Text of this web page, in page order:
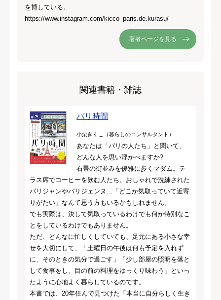
を博している。
https://www.instagram.com/kicco_paris.de.kurasu/
著者ページを見る
関連書籍・雑誌
パリ時間
小栗きくこ（暮らしのコンサルタント）
あなたは「パリの人たち」と聞いて、
どんな人を思い浮かべますか?
石畳の街並みを優雅に歩くマダム。テ
ラス席でコーヒーを飲む人たち。おしゃれで洗練された
パリジャンやパリジェンヌ...「どこか気取っていて近寄
りがたい」なんて思う方もいるかもしれません。
でも実際は、決して気取っているわけでも何か特別なこ
とをしているわけでもありません。
ただ、どんなに忙しくしていても、足元にある小さな幸
せを大切にして、「土曜日の午後は何も予定を入れず
に、そのときの気分で過ごす」「少し部屋の照明を落と
して食事をし、目の前の料理をゆっくり味わう」といっ
たように心地よく暮らしているのです。
本書では、20年住んで見つけた「本当に自分らしく生き